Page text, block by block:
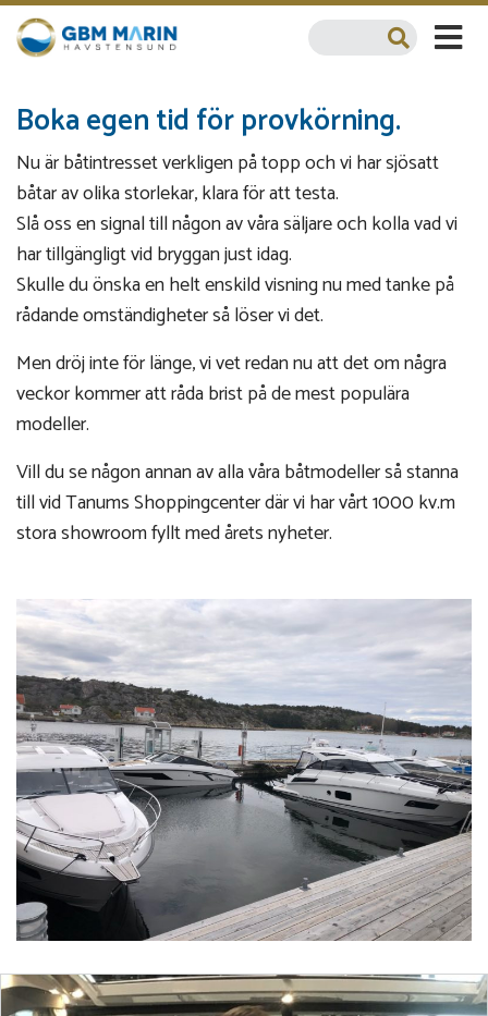
Boka egen tid för provkörning.
Nu är båtintresset verkligen på topp och vi har sjösatt
båtar av olika storlekar, klara för att testa.
Slå oss en signal till någon av våra säljare och kolla vad vi
har tillgängligt vid bryggan just idag.
Skulle du önska en helt enskild visning nu med tanke på
rådande omständigheter så löser vi det.
Men dröj inte för länge, vi vet redan nu att det om några
veckor kommer att råda brist på de mest populära
modeller.
Vill du se någon annan av alla våra båtmodeller så stanna
till vid Tanums Shoppingcenter där vi har vårt 1000 kv.m
stora showroom fyllt med årets nyheter.